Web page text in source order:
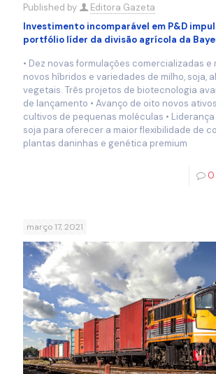
Published by
Editora Gazeta
Investimento incomparável em P&D
portfólio líder da divisão agrícola da
• Dez novas formulações comercializadas e
novos híbridos e variedades de milho, soja,
vegetais. Três projetos de biotecnologia
de lançamento • Avanço de oito novos
cultivos de pequenas moléculas •
soja para oferecer a maior flexibilidade de
plantas daninhas e genética premium
0
março 17, 2021